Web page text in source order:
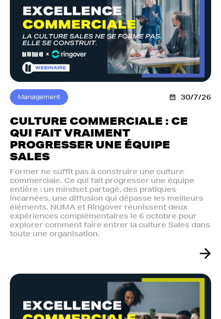
Management 30/7/26
CULTURE COMMERCIALE : CE
QUI FAIT VRAIMENT
PROGRESSER UNE ÉQUIPE
SALES
Former ne suffit pas à construire une culture
commerciale. Ce qui fait progresser une équipe
entière : un mindset partagé, des pratiques
incarnées, une diffusion qui dépasse les meilleurs
éléments. NUMA et Ringover réunissent deux
expériences complémentaires le 6 octobre pour
explorer comment faire entrer la culture Sales dans
toute une organisation.